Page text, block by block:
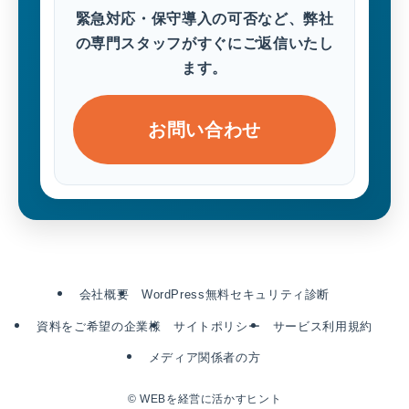
緊急対応・保守導入の可否など、弊社
の専門スタッフがすぐにご返信いたし
ます。
お問い合わせ
会社概要 WordPress無料セキュリティ診断
資料をご希望の企業様 サイトポリシー サービス利用規約
メディア関係者の方
© WEBを経営に活かすヒント